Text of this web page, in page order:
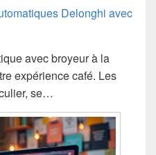
Delonghi avec
avec broyeur à la
expérience café. Les
se…